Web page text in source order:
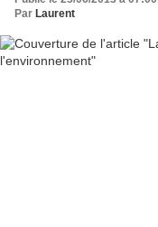
Par Laurent